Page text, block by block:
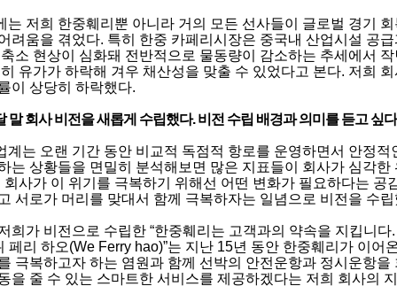
는 저희 한중훼리뿐 아니라 거의 모든 선사들이 글로벌 경기
려움을 겪었다. 특히 한중 카페리시장은 중국내 산업시설 공
소 현상이 심화돼 전반적으로 물동량이 감소하는 추세에서
유가가 하락해 겨우 채산성을 맞출 수 있었다고 본다. 저희
이 상당히 하락했다.
말 회사 비전을 새롭게 수립했다. 비전 수립 배경과 의미를 듣고 싶
계는 오랜 기간 동안 비교적 독점적 항로를 운영하면서 안정
는 상황들을 면밀히 분석해보면 많은 지표들이 회사가 심각
회사가 이 위기를 극복하기 위해선 어떤 변화가 필요하다는 공
서로가 머리를 맞대서 함께 극복하자는 일념으로 비전을 수
희가 비전으로 수립한 “한중훼리는 고객과의 약속을 지킵니
페리 하오(We Ferry hao)”는 지난 15년 동안 한중훼리가 이어
극복하고자 하는 염원과 함께 선박의 안전운항과 정시운항
을 줄 수 있는 스마트한 서비스를 제공하겠다는 저희 회사의